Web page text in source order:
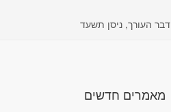
דבר העורך, ניסן תשעד
מאמרים חדשים